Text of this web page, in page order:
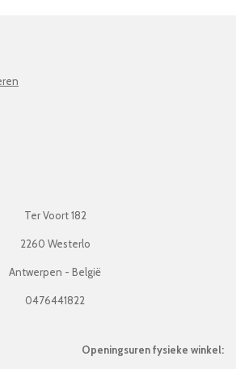
Ter Voort 182
2260 Westerlo
Antwerpen - België
0476441822
Openingsuren fysieke winkel: